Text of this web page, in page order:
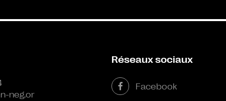
neg.or
Réseaux sociaux
Facebook